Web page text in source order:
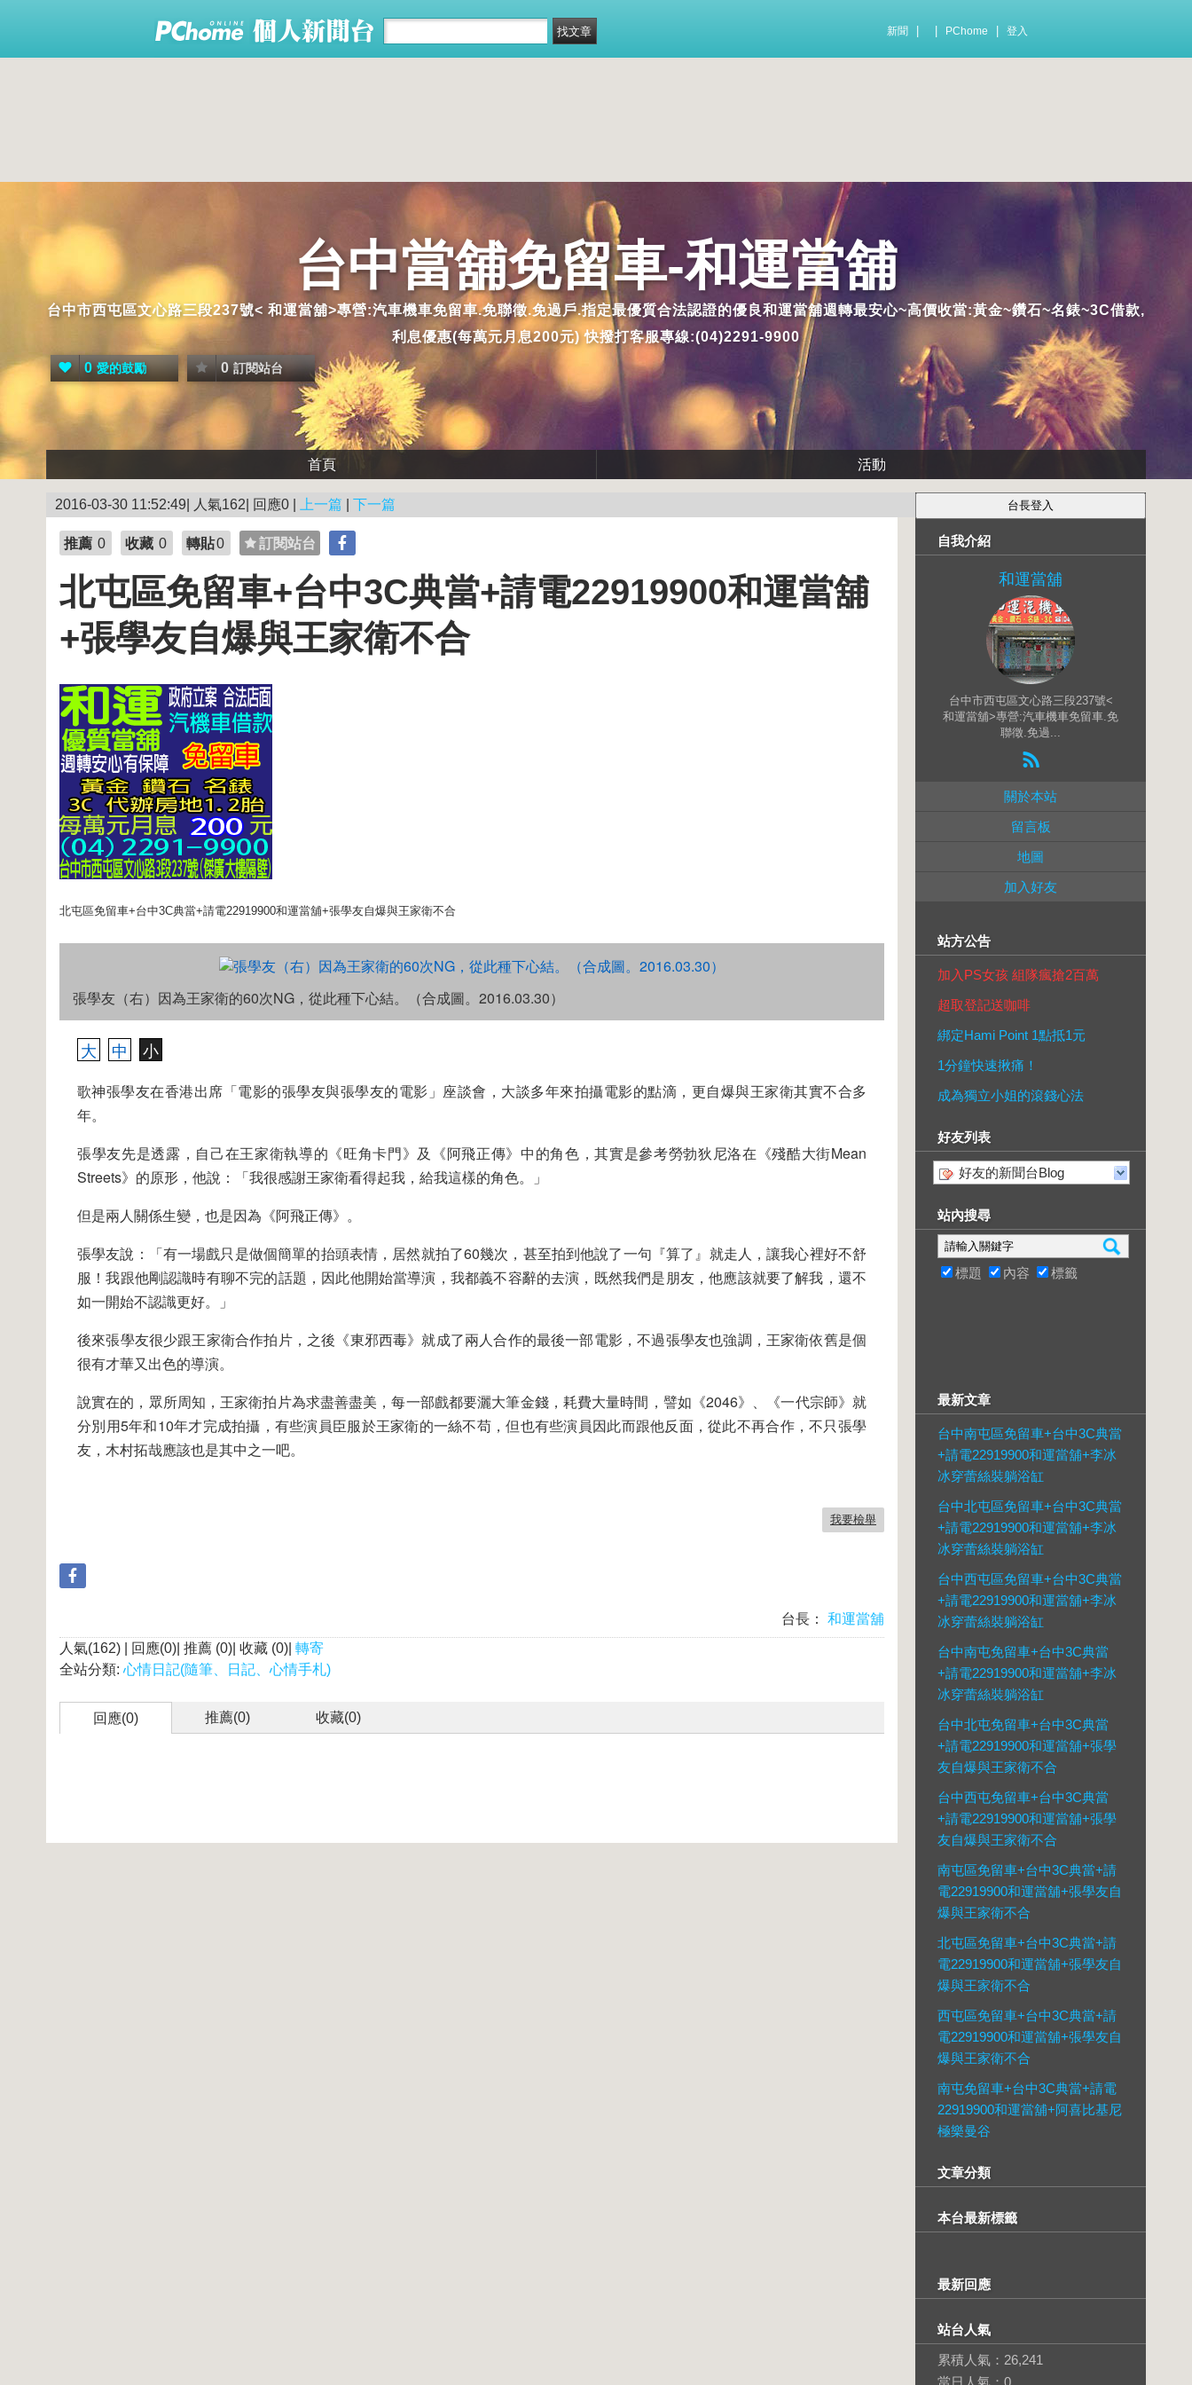
新聞 PChome 登入
台中當舖免留車-和運當舖
台中市西屯區文心路三段237號< 和運當舖>專營:汽車機車免留車.免聯徵.免過戶.指定最優質合法認證的優良和運當舖週轉最安心~高價收當:黃金~鑽石~名錶~3C借款,
利息優惠(每萬元月息200元) 快撥打客服專線:(04)2291-9900
0 愛的鼓勵 0 訂閱站台
首頁 活動
2016-03-30 11:52:49| 人氣162| 回應0 | 上一篇 下一篇
推薦 0 收藏 0 轉貼0 訂閱站台
北屯區免留車+台中3C典當+請電22919900和運當舖
+張學友自爆與王家衛不合
北屯區免留車+台中3C典當+請電22919900和運當舖+張學友自爆與王家衛不合
張學友（右）因為王家衛的60次NG，從此種下心結。（合成圖。2016.03.30）
大 中 小
歌神張學友在香港出席「電影的張學友與張學友的電影」座談會，大談多年來拍攝電影的點滴，更自爆與王家衛其實不合多
年。
張學友先是透露，自己在王家衛執導的《旺角卡門》及《阿飛正傳》中的角色，其實是參考勞勃狄尼洛在《殘酷大街Mean
Streets》的原形，他說：「我很感謝王家衛看得起我，給我這樣的角色。」
但是兩人關係生變，也是因為《阿飛正傳》。
張學友說：「有一場戲只是做個簡單的抬頭表情，居然就拍了60幾次，甚至拍到他說了一句『算了』就走人，讓我心裡好不舒
服！我跟他剛認識時有聊不完的話題，因此他開始當導演，我都義不容辭的去演，既然我們是朋友，他應該就要了解我，還不
如一開始不認識更好。」
後來張學友很少跟王家衛合作拍片，之後《東邪西毒》就成了兩人合作的最後一部電影，不過張學友也強調，王家衛依舊是個
很有才華又出色的導演。
說實在的，眾所周知，王家衛拍片為求盡善盡美，每一部戲都要灑大筆金錢，耗費大量時間，譬如《2046》、《一代宗師》就
分別用5年和10年才完成拍攝，有些演員臣服於王家衛的一絲不苟，但也有些演員因此而跟他反面，從此不再合作，不只張學
友，木村拓哉應該也是其中之一吧。
我要檢舉
台長：
和運當舖
人氣(162) | 回應(0)| 推薦 (0)| 收藏 (0)| 轉寄
全站分類: 心情日記(隨筆、日記、心情手札)
回應(0) 推薦(0) 收藏(0)
自我介紹
和運當舖
台中市西屯區文心路三段237號<
和運當舖>專營:汽車機車免留車.免
聯徵.免過...
關於本站
留言板
地圖
加入好友
站方公告
加入PS女孩 組隊瘋搶2百萬
超取登記送咖啡
綁定Hami Point 1點抵1元
1分鐘快速揪痛！
成為獨立小姐的滾錢心法
好友列表
好友的新聞台Blog
站內搜尋
標題 內容 標籤
最新文章
台中南屯區免留車+台中3C典當
+請電22919900和運當舖+李冰
冰穿蕾絲裝躺浴缸
台中北屯區免留車+台中3C典當
+請電22919900和運當舖+李冰
冰穿蕾絲裝躺浴缸
台中西屯區免留車+台中3C典當
+請電22919900和運當舖+李冰
冰穿蕾絲裝躺浴缸
台中南屯免留車+台中3C典當
+請電22919900和運當舖+李冰
冰穿蕾絲裝躺浴缸
台中北屯免留車+台中3C典當
+請電22919900和運當舖+張學
友自爆與王家衛不合
台中西屯免留車+台中3C典當
+請電22919900和運當舖+張學
友自爆與王家衛不合
南屯區免留車+台中3C典當+請
電22919900和運當舖+張學友自
爆與王家衛不合
北屯區免留車+台中3C典當+請
電22919900和運當舖+張學友自
爆與王家衛不合
西屯區免留車+台中3C典當+請
電22919900和運當舖+張學友自
爆與王家衛不合
南屯免留車+台中3C典當+請電
22919900和運當舖+阿喜比基尼
極樂曼谷
文章分類
本台最新標籤
最新回應
站台人氣
累積人氣： 26,241
當日人氣： 0